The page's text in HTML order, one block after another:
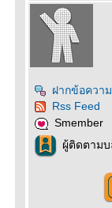
ฝากข้อควา
Rss Feed
Smember
ผู้ติดตาม